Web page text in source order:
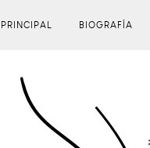
BIOGRAFÍA